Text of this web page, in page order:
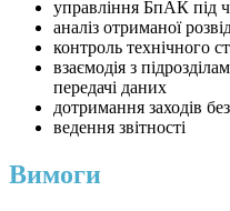
управління БпАК під
аналіз отриманої
контроль технічного
взаємодія з
передачі даних
дотримання заходів
ведення звітності
Вимоги